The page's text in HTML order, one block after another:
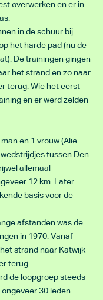
overwerken en er in
in de schuur bij
het harde pad (nu de
De trainingen gingen
het strand en zo naar
terug. Wie het eerst
en er werd zelden
en 1 vrouw (Alie
tussen Den
allemaal
12 km. Later
basis voor de
afstanden was de
in 1970. Vanaf
strand naar Katwijk
terug.
de loopgroep steeds
30 leden